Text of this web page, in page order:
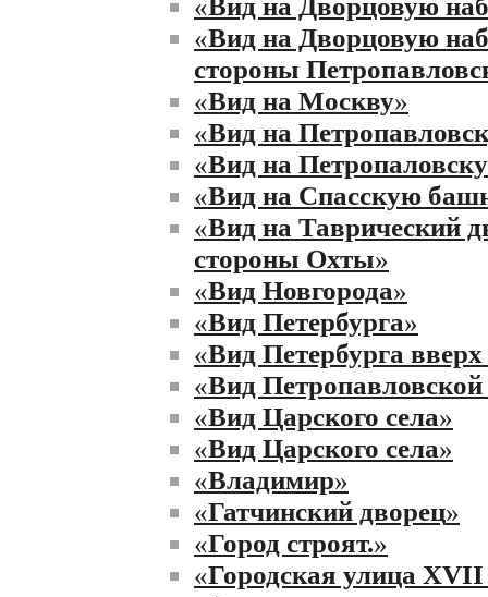
«Вид на Дворцовую
стороны
«Вид на Москву»
«Вид на
«Вид на
«Вид на Спасскую
«Вид на Таврический
стороны Охты»
«Вид Новгорода»
«Вид Петербурга»
«Вид Петербурга
«Вид Петропавловской
«Вид Царского села»
«Вид Царского села»
«Владимир»
«Гатчинский дворец»
«Город строят.»
«Городская улица XVII